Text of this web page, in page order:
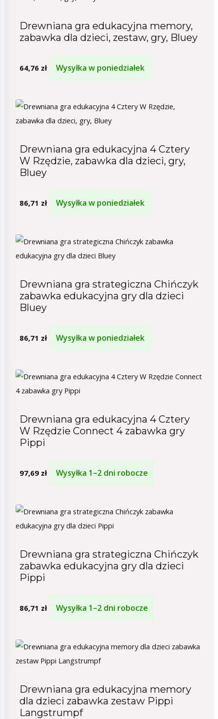
Drewniana gra edukacyjna memory,
zabawka dla dzieci, zestaw, gry, Bluey
64,76 zł Wysyłka w poniedziałek
Drewniana gra edukacyjna 4 Cztery
W Rzędzie, zabawka dla dzieci, gry,
Bluey
86,71 zł Wysyłka w poniedziałek
Drewniana gra strategiczna Chińczyk
zabawka edukacyjna gry dla dzieci
Bluey
86,71 zł Wysyłka w poniedziałek
Drewniana gra edukacyjna 4 Cztery
W Rzędzie Connect 4 zabawka gry
Pippi
97,69 zł Wysyłka 1–2 dni robocze
Drewniana gra strategiczna Chińczyk
zabawka edukacyjna gry dla dzieci
Pippi
86,71 zł Wysyłka 1–2 dni robocze
Drewniana gra edukacyjna memory
dla dzieci zabawka zestaw Pippi
Langstrumpf